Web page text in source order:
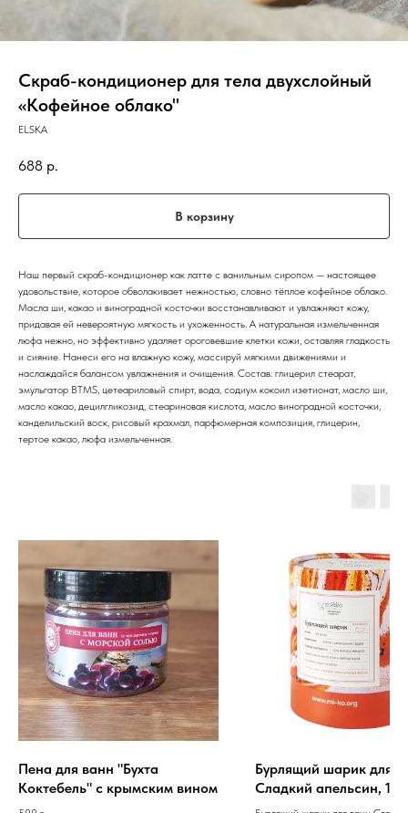
Скраб-кондиционер для тела двухслойный
«Кофейное облако"
ELSKA
688 р.
В корзину
Наш первый скраб-кондиционер как латте с ванильным сиропом — настоящее
удовольствие, которое обволакивает нежностью, словно тёплое кофейное облако.
Масла ши, какао и виноградной косточки восстанавливают и увлажняют кожу,
придавая ей невероятную мягкость и ухоженность. А натуральная измельченная
люфа нежно, но эффективно удаляет ороговевшие клетки кожи, оставляя гладкость
и сияние. Нанеси его на влажную кожу, массируй мягкими движениями и
наслаждайся балансом увлажнения и очищения. Состав: глицерил стеарат,
эмульгатор BTMS, цетеариловый спирт, вода, содиум кокоил изетионат, масло ши,
масло какао, децилгликозид, стеариновая кислота, масло виноградной косточки,
канделильский воск, рисовый крахмал, парфюмерная композиция, глицерин,
тертое какао, люфа измельченная.
Пена для ванн "Бухта
Коктебель" с крымским вином
Бурлящий шарик для
Сладкий апельсин, 185